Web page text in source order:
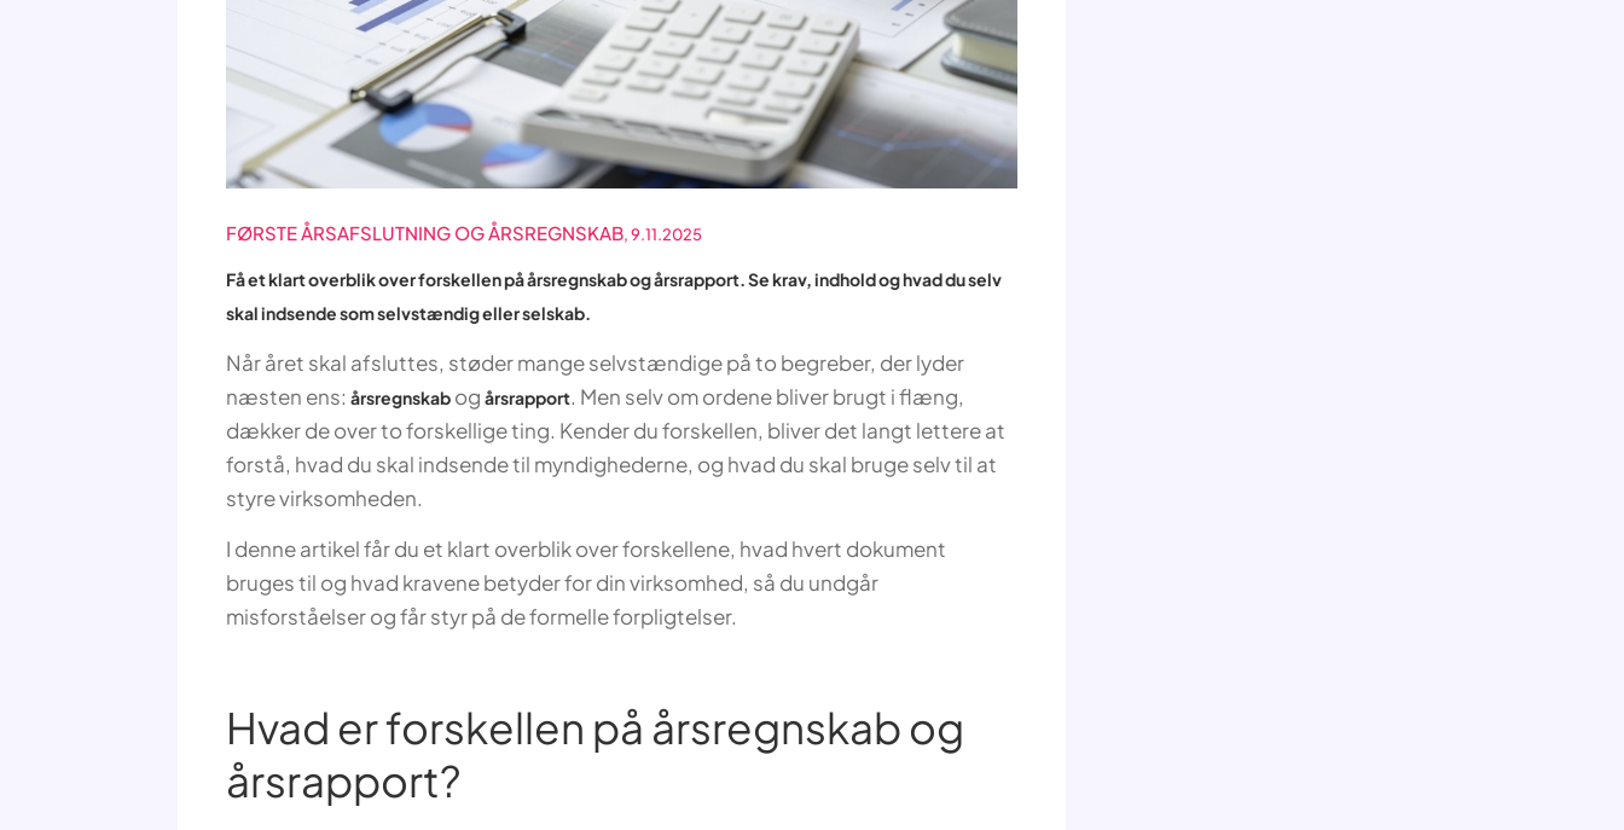
FØRSTE ÅRSAFSLUTNING OG ÅRSREGNSKAB, 9.11.2025
Få et klart overblik over forskellen på årsregnskab og årsrapport. Se krav, indhold og hvad du selv
skal indsende som selvstændig eller selskab.
Når året skal afsluttes, støder mange selvstændige på to begreber, der lyder
næsten ens: årsregnskab og årsrapport. Men selv om ordene bliver brugt i flæng,
dækker de over to forskellige ting. Kender du forskellen, bliver det langt lettere at
forstå, hvad du skal indsende til myndighederne, og hvad du skal bruge selv til at
styre virksomheden.
I denne artikel får du et klart overblik over forskellene, hvad hvert dokument
bruges til og hvad kravene betyder for din virksomhed, så du undgår
misforståelser og får styr på de formelle forpligtelser.
Hvad er forskellen på årsregnskab og
årsrapport?